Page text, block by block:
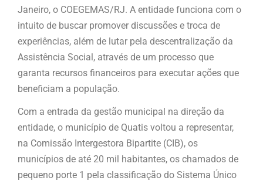
Janeiro, o COEGEMAS/RJ. A entidade funciona com o
intuito de buscar promover discussões e troca de
experiências, além de lutar pela descentralização da
Assistência Social, através de um processo que
garanta recursos financeiros para executar ações que
beneficiam a população.
Com a entrada da gestão municipal na direção da
entidade, o município de Quatis voltou a representar,
na Comissão Intergestora Bipartite (CIB), os
municípios de até 20 mil habitantes, os chamados de
pequeno porte 1 pela classificação do Sistema Único